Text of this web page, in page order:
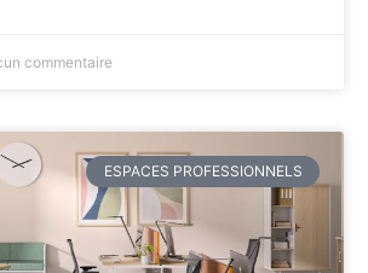
commentaire
ESPACES PROFESSIONNELS